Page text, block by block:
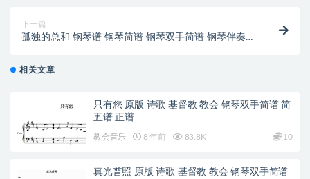
下一篇
孤独的总和 钢琴谱 钢琴简谱 钢琴双手简谱 钢琴伴奏谱
相关文章
只有您 原版 诗歌 基督教 教会 钢琴双手简谱 简
五谱 正谱
教会音乐 8 年前 83.8K 10
真光普照 原版 诗歌 基督教 教会 钢琴双手简谱